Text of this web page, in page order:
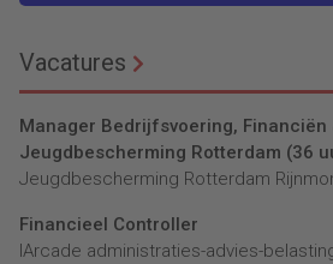
Vacatures
Manager Bedrijfsvoering, Financiën
Jeugdbescherming Rotterdam (36
Jeugdbescherming Rotterdam
Financieel Controller
lArcade administraties-advies-